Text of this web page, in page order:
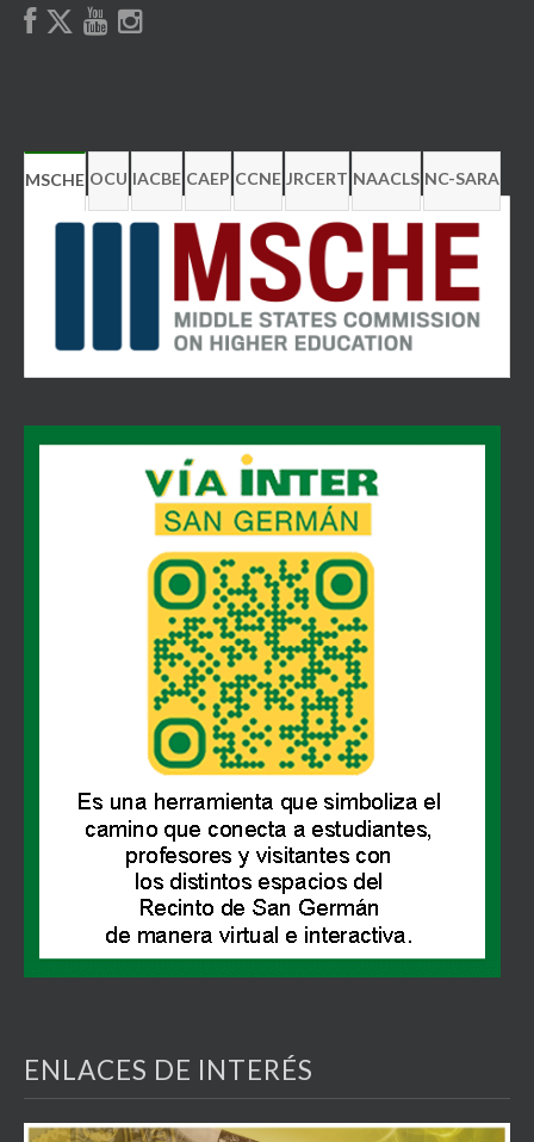
MSCHE OCU IACBE CAEP CCNE JRCERT NAACLS NC-SARA
ENLACES DE INTERÉS